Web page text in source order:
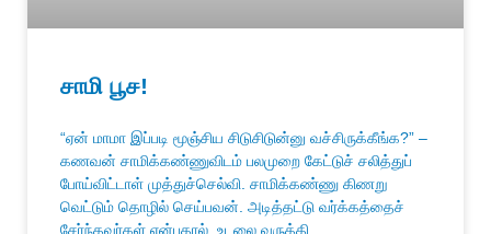
சாமி பூச!
“ஏன் மாமா இப்படி மூஞ்சிய சிடுசிடுன்னு வச்சிருக்கீங்க?” –
கணவன் சாமிக்கண்ணுவிடம் பலமுறை கேட்டுச் சலித்துப்
போய்விட்டாள் முத்துச்செல்வி. சாமிக்கண்ணு கிணறு
வெட்டும் தொழில் செய்பவன். அடித்தட்டு வர்க்கத்தைச்
சேர்ந்தவர்கள் என்பதால், உடலை வருத்தி